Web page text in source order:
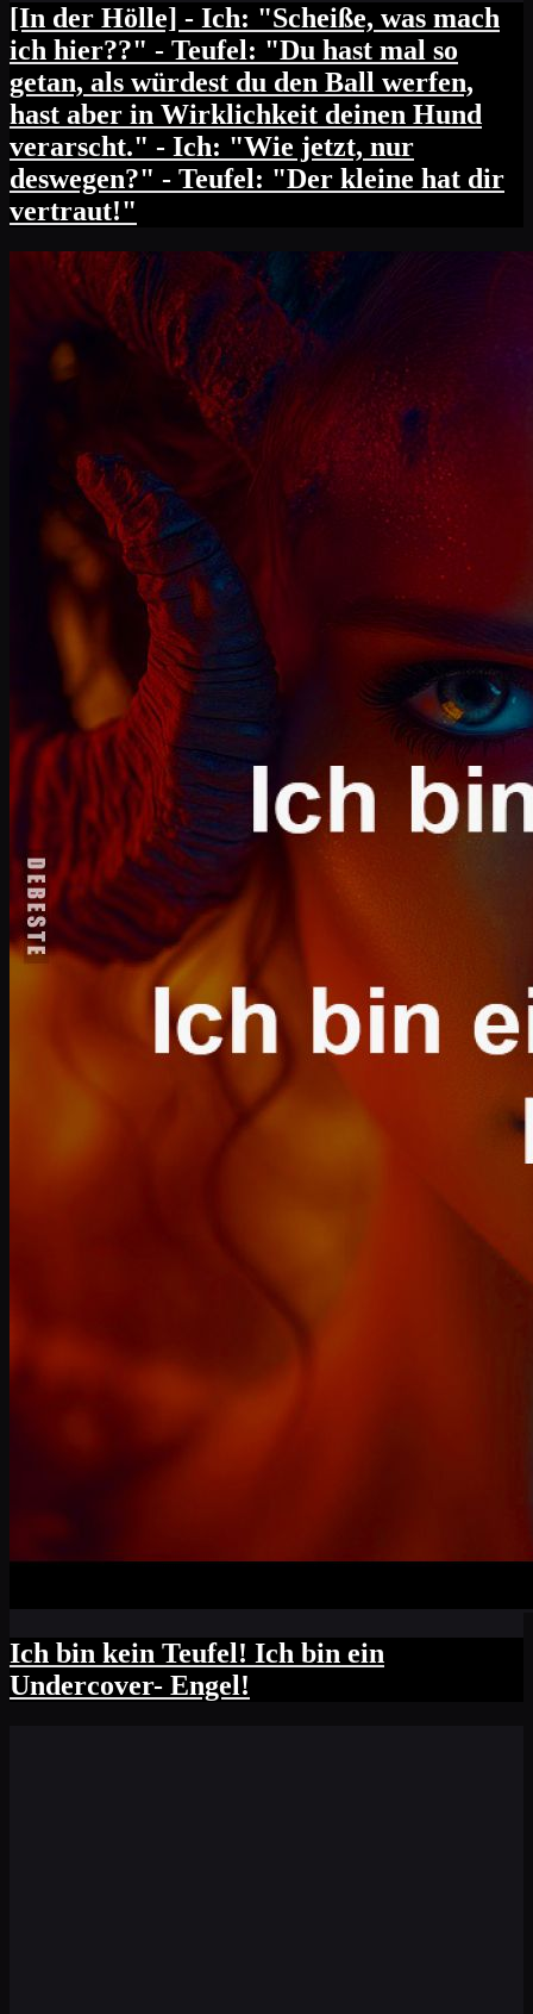
[In der Hölle] - Ich: "Scheiße, was mach
ich hier??" - Teufel: "Du hast mal so
getan, als würdest du den Ball werfen,
hast aber in Wirklichkeit deinen Hund
verarscht." - Ich: "Wie jetzt, nur
deswegen?" - Teufel: "Der kleine hat dir
vertraut!"
Ich bin kein Teufel! Ich bin ein
Undercover- Engel!